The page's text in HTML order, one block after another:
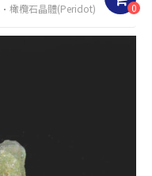
0
橄欖石晶體(Peridot)